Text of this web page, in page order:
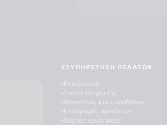
ΕΞΥΠΗΡΈΤΗΣΗ ΠΕΛΑΤΏΝ
Επικοινωνία
Τρόποι πληρωμής
Αποστολές και παραδόσεις
Επιστροφές προϊόντων
Συχνές ερωτήσεις